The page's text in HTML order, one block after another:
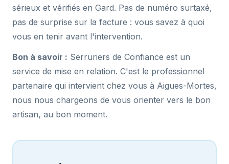
sérieux et vérifiés en Gard. Pas de numéro surtaxé,
pas de surprise sur la facture : vous savez à quoi
vous en tenir avant l'intervention.
Bon à savoir : Serruriers de Confiance est un
service de mise en relation. C'est le professionnel
partenaire qui intervient chez vous à Aigues-Mortes,
nous nous chargeons de vous orienter vers le bon
artisan, au bon moment.